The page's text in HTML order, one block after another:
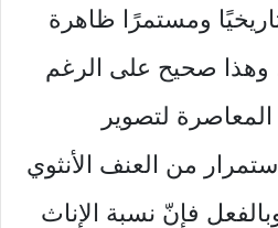
ومستمرًا ظاهرة
وهذا صحيح على الرغم
المعاصرة لتصوير
من العنف الأنثوي
فإنّ نسبة الإناث